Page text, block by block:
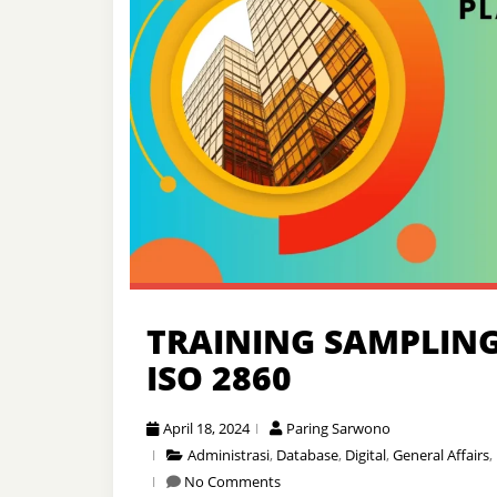
TRAINING
ISO 2860
April 18, 2024
Paring Sarwono
Administrasi, Database, Digital,General Affairs,
No Comments